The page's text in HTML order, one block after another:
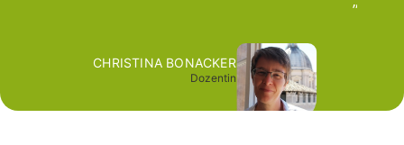
CHRISTINA BONACKER
Dozentin